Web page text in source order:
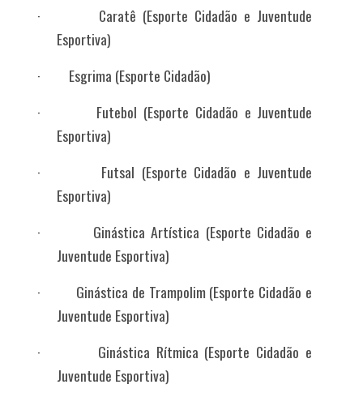
·
Caratê (Esporte Cidadão e Juventude
Esportiva)
·
Esgrima (Esporte Cidadão)
·
Futebol (Esporte Cidadão e Juventude
Esportiva)
·
Futsal (Esporte Cidadão e Juventude
Esportiva)
·
Ginástica Artística (Esporte Cidadão e
Juventude Esportiva)
·
Ginástica de Trampolim (Esporte Cidadão e
Juventude Esportiva)
·
Ginástica Rítmica (Esporte Cidadão e
Juventude Esportiva)